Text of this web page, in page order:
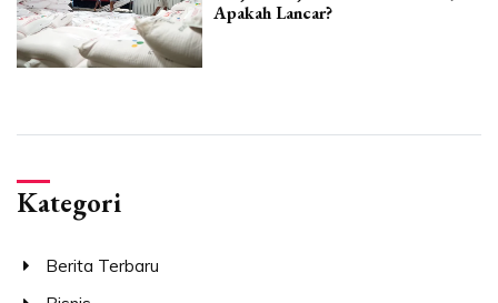
Apakah Lancar?
Kategori
Berita Terbaru